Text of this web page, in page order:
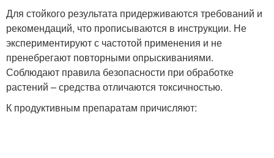
Для стойкого результата придерживаются требований и
рекомендаций, что прописываются в инструкции. Не
экспериментируют с частотой применения и не
пренебрегают повторными опрыскиваниями.
Соблюдают правила безопасности при обработке
растений – средства отличаются токсичностью.
К продуктивным препаратам причисляют: